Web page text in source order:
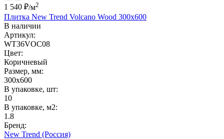
1 540 ₽/м2
Плитка New Trend Volcano Wood 300x600
В наличии
Артикул:
WT36VOC08
Цвет:
Коричневый
Размер, мм:
300x600
В упаковке, шт:
10
В упаковке, м2:
1.8
Бренд:
New Trend (Россия)